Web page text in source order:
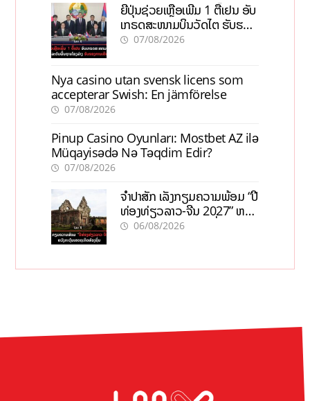
ຍີ່ປຸ່ນຊ່ວຍເຫຼືອເພີ່ມ 1 ຕື້ເຢນ ອັບ
ເກຣດສະໜາມບິນວັດໄຕ ຮັບຮອງ
ການເຕີບໂຕ
07/08/2026
Nya casino utan svensk licens som
accepterar Swish: En jämförelse
07/08/2026
Pinup Casino Oyunları: Mostbet AZ ilə
Müqayisədə Nə Təqdim Edir?
07/08/2026
ຈຳປາສັກ ເລັ່ງກຽມຄວາມພ້ອມ “ປີ
ທ່ອງທ່ຽວລາວ-ຈີນ 2027” ຫວັງ
ກະຕຸ້ນເສດຖະກິດທ້ອງຖິ່ນ
06/08/2026